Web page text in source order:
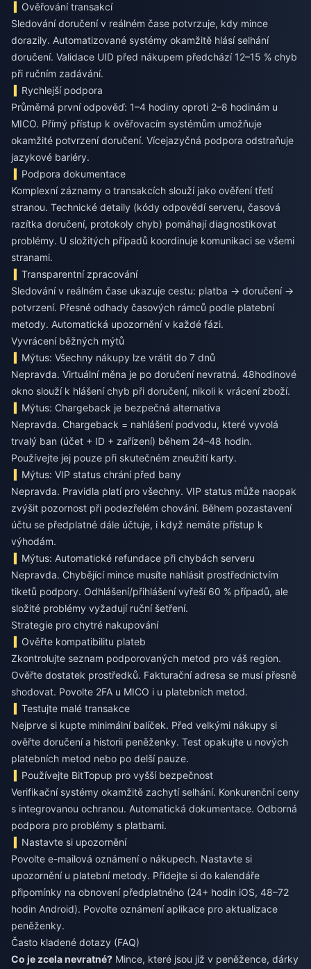
Ověřování transakcí
Sledování doručení v reálném čase potvrzuje, kdy mince
dorazily. Automatizované systémy okamžitě hlásí selhání
doručení. Validace UID před nákupem předchází 12–15 % chyb
při ručním zadávání.
Rychlejší podpora
Průměrná první odpověď: 1–4 hodiny oproti 2–8 hodinám u
MICO. Přímý přístup k ověřovacím systémům umožňuje
okamžité potvrzení doručení. Vícejazyčná podpora odstraňuje
jazykové bariéry.
Podpora dokumentace
Komplexní záznamy o transakcích slouží jako ověření třetí
stranou. Technické detaily (kódy odpovědí serveru, časová
razítka doručení, protokoly chyb) pomáhají diagnostikovat
problémy. U složitých případů koordinuje komunikaci se všemi
stranami.
Transparentní zpracování
Sledování v reálném čase ukazuje cestu: platba → doručení →
potvrzení. Přesné odhady časových rámců podle platební
metody. Automatická upozornění v každé fázi.
Vyvrácení běžných mýtů
Mýtus: Všechny nákupy lze vrátit do 7 dnů
Nepravda. Virtuální měna je po doručení nevratná. 48hodinové
okno slouží k hlášení chyb při doručení, nikoli k vrácení zboží.
Mýtus: Chargeback je bezpečná alternativa
Nepravda. Chargeback = nahlášení podvodu, které vyvolá
trvalý ban (účet + ID + zařízení) během 24–48 hodin.
Používejte jej pouze při skutečném zneužití karty.
Mýtus: VIP status chrání před bany
Nepravda. Pravidla platí pro všechny. VIP status může naopak
zvýšit pozornost při podezřelém chování. Během pozastavení
účtu se předplatné dále účtuje, i když nemáte přístup k
výhodám.
Mýtus: Automatické refundace při chybách serveru
Nepravda. Chybějící mince musíte nahlásit prostřednictvím
tiketů podpory. Odhlášení/přihlášení vyřeší 60 % případů, ale
složité problémy vyžadují ruční šetření.
Strategie pro chytré nakupování
Ověřte kompatibilitu plateb
Zkontrolujte seznam podporovaných metod pro váš region.
Ověřte dostatek prostředků. Fakturační adresa se musí přesně
shodovat. Povolte 2FA u MICO i u platebních metod.
Testujte malé transakce
Nejprve si kupte minimální balíček. Před velkými nákupy si
ověřte doručení a historii peněženky. Test opakujte u nových
platebních metod nebo po delší pauze.
Používejte BitTopup pro vyšší bezpečnost
Verifikační systémy okamžitě zachytí selhání. Konkurenční ceny
s integrovanou ochranou. Automatická dokumentace. Odborná
podpora pro problémy s platbami.
Nastavte si upozornění
Povolte e-mailová oznámení o nákupech. Nastavte si
upozornění u platební metody. Přidejte si do kalendáře
připomínky na obnovení předplatného (24+ hodin iOS, 48–72
hodin Android). Povolte oznámení aplikace pro aktualizace
peněženky.
Často kladené dotazy (FAQ)
Co je zcela nevratné? Mince, které jsou již v peněžence, dárky